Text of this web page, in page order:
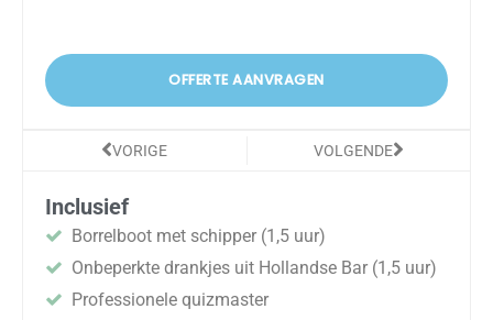
OFFERTE AANVRAGEN
Vorige
VORIGE VOLGENDEVolgende
Inclusief
Borrelboot met schipper (1,5 uur)
Onbeperkte drankjes uit Hollandse Bar (1,5 uur)
Professionele quizmaster